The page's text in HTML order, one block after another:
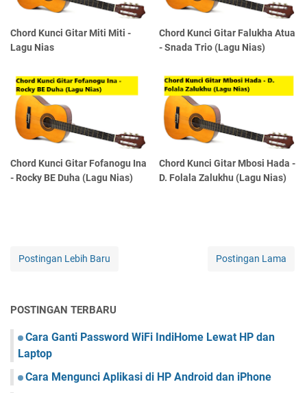
Chord Kunci Gitar Miti Miti -
Lagu Nias
Chord Kunci Gitar Falukha Atua
- Snada Trio (Lagu Nias)
Chord Kunci Gitar Fofanogu Ina
- Rocky BE Duha (Lagu Nias)
Chord Kunci Gitar Mbosi Hada -
D. Folala Zalukhu (Lagu Nias)
Postingan Lebih Baru Postingan Lama
POSTINGAN TERBARU
Cara Ganti Password WiFi IndiHome Lewat HP dan
Laptop
Cara Mengunci Aplikasi di HP Android dan iPhone